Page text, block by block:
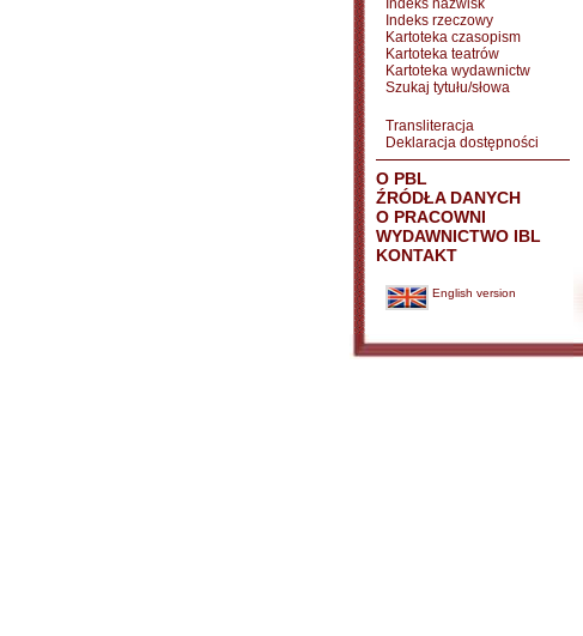
Indeks nazwisk
Indeks rzeczowy
Kartoteka czasopism
Kartoteka teatrów
Kartoteka wydawnictw
Szukaj tytułu/słowa
Transliteracja
Deklaracja dostępności
O PBL
ŹRÓDŁA DANYCH
O PRACOWNI
WYDAWNICTWO IBL
KONTAKT
English version